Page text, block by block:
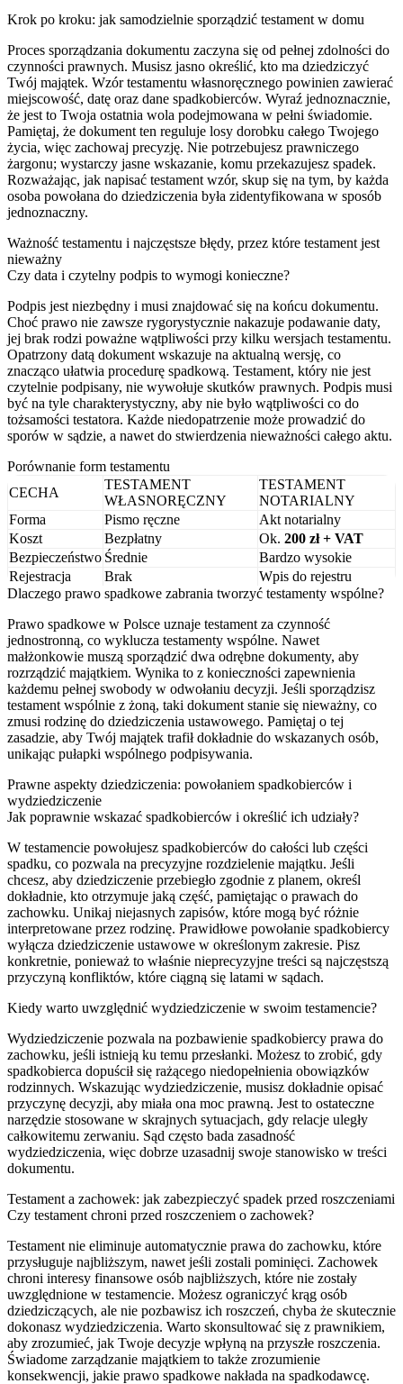
Krok po kroku: jak samodzielnie sporządzić testament w domu
Proces sporządzania dokumentu zaczyna się od pełnej zdolności do
czynności prawnych. Musisz jasno określić, kto ma dziedziczyć
Twój majątek. Wzór testamentu własnoręcznego powinien zawierać
miejscowość, datę oraz dane spadkobierców. Wyraź jednoznacznie,
że jest to Twoja ostatnia wola podejmowana w pełni świadomie.
Pamiętaj, że dokument ten reguluje losy dorobku całego Twojego
życia, więc zachowaj precyzję. Nie potrzebujesz prawniczego
żargonu; wystarczy jasne wskazanie, komu przekazujesz spadek.
Rozważając, jak napisać testament wzór, skup się na tym, by każda
osoba powołana do dziedziczenia była zidentyfikowana w sposób
jednoznaczny.
Ważność testamentu i najczęstsze błędy, przez które testament jest
nieważny
Czy data i czytelny podpis to wymogi konieczne?
Podpis jest niezbędny i musi znajdować się na końcu dokumentu.
Choć prawo nie zawsze rygorystycznie nakazuje podawanie daty,
jej brak rodzi poważne wątpliwości przy kilku wersjach testamentu.
Opatrzony datą dokument wskazuje na aktualną wersję, co
znacząco ułatwia procedurę spadkową. Testament, który nie jest
czytelnie podpisany, nie wywołuje skutków prawnych. Podpis musi
być na tyle charakterystyczny, aby nie było wątpliwości co do
tożsamości testatora. Każde niedopatrzenie może prowadzić do
sporów w sądzie, a nawet do stwierdzenia nieważności całego aktu.
Porównanie form testamentu
CECHA
TESTAMENT
WŁASNORĘCZNY
TESTAMENT
NOTARIALNY
Forma
Pismo ręczne
Akt notarialny
Koszt
Bezpłatny Ok. 200 zł + VAT
Bezpieczeństwo Średnie
Bardzo wysokie
Rejestracja
Brak
Wpis do rejestru
Dlaczego prawo spadkowe zabrania tworzyć testamenty wspólne?
Prawo spadkowe w Polsce uznaje testament za czynność
jednostronną, co wyklucza testamenty wspólne. Nawet
małżonkowie muszą sporządzić dwa odrębne dokumenty, aby
rozrządzić majątkiem. Wynika to z konieczności zapewnienia
każdemu pełnej swobody w odwołaniu decyzji. Jeśli sporządzisz
testament wspólnie z żoną, taki dokument stanie się nieważny, co
zmusi rodzinę do dziedziczenia ustawowego. Pamiętaj o tej
zasadzie, aby Twój majątek trafił dokładnie do wskazanych osób,
unikając pułapki wspólnego podpisywania.
Prawne aspekty dziedziczenia: powołaniem spadkobierców i
wydziedziczenie
Jak poprawnie wskazać spadkobierców i określić ich udziały?
W testamencie powołujesz spadkobierców do całości lub części
spadku, co pozwala na precyzyjne rozdzielenie majątku. Jeśli
chcesz, aby dziedziczenie przebiegło zgodnie z planem, określ
dokładnie, kto otrzymuje jaką część, pamiętając o prawach do
zachowku. Unikaj niejasnych zapisów, które mogą być różnie
interpretowane przez rodzinę. Prawidłowe powołanie spadkobiercy
wyłącza dziedziczenie ustawowe w określonym zakresie. Pisz
konkretnie, ponieważ to właśnie nieprecyzyjne treści są najczęstszą
przyczyną konfliktów, które ciągną się latami w sądach.
Kiedy warto uwzględnić wydziedziczenie w swoim testamencie?
Wydziedziczenie pozwala na pozbawienie spadkobiercy prawa do
zachowku, jeśli istnieją ku temu przesłanki. Możesz to zrobić, gdy
spadkobierca dopuścił się rażącego niedopełnienia obowiązków
rodzinnych. Wskazując wydziedziczenie, musisz dokładnie opisać
przyczynę decyzji, aby miała ona moc prawną. Jest to ostateczne
narzędzie stosowane w skrajnych sytuacjach, gdy relacje uległy
całkowitemu zerwaniu. Sąd często bada zasadność
wydziedziczenia, więc dobrze uzasadnij swoje stanowisko w treści
dokumentu.
Testament a zachowek: jak zabezpieczyć spadek przed roszczeniami
Czy testament chroni przed roszczeniem o zachowek?
Testament nie eliminuje automatycznie prawa do zachowku, które
przysługuje najbliższym, nawet jeśli zostali pominięci. Zachowek
chroni interesy finansowe osób najbliższych, które nie zostały
uwzględnione w testamencie. Możesz ograniczyć krąg osób
dziedziczących, ale nie pozbawisz ich roszczeń, chyba że skutecznie
dokonasz wydziedziczenia. Warto skonsultować się z prawnikiem,
aby zrozumieć, jak Twoje decyzje wpłyną na przyszłe roszczenia.
Świadome zarządzanie majątkiem to także zrozumienie
konsekwencji, jakie prawo spadkowe nakłada na spadkodawcę.